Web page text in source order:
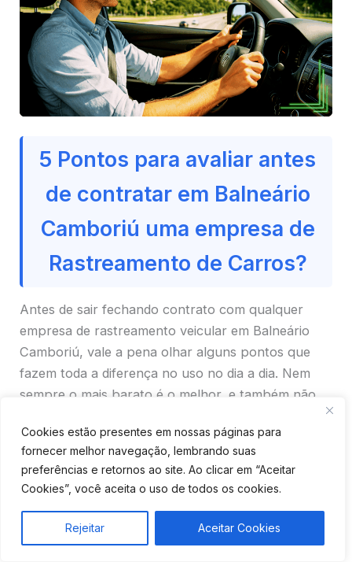
Cookies estão presentes em nossas páginas para
fornecer melhor navegação, lembrando suas
preferências e retornos ao site. Ao clicar em “Aceitar
Cookies”, você aceita o uso de todos os cookies.
Rejeitar Aceitar Cookies
5 Pontos para avaliar antes
de contratar em Balneário
Camboriú uma empresa de
Rastreamento de Carros?
Antes de sair fechando contrato com qualquer
empresa de rastreamento veicular em Balneário
Camboriú, vale a pena olhar alguns pontos que
fazem toda a diferença no uso no dia a dia. Nem
sempre o mais barato é o melhor, e também não
equilíbrio entre preço, tecnologia e suporte.